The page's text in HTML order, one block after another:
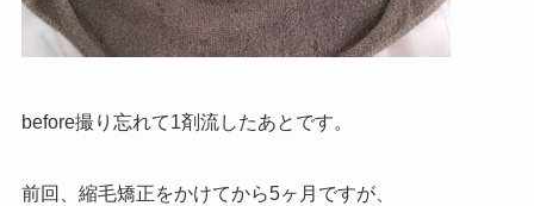
before撮り忘れて1剤流したあとです。
前回、縮毛矯正をかけてから5ヶ月ですが、